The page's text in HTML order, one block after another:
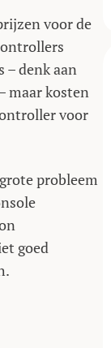
voor de
– denk aan
maar kosten
voor
probleem
goed